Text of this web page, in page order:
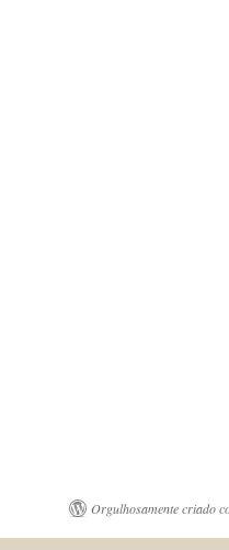
Orgulhosamente criado